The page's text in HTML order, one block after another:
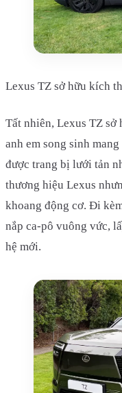
Lexus TZ sở hữu kích
Tất nhiên, Lexus TZ
anh em song sinh
được trang bị lưới tản
thương hiệu Lexus
khoang động cơ. Đi
nắp ca-pô vuông vức,
hệ mới.